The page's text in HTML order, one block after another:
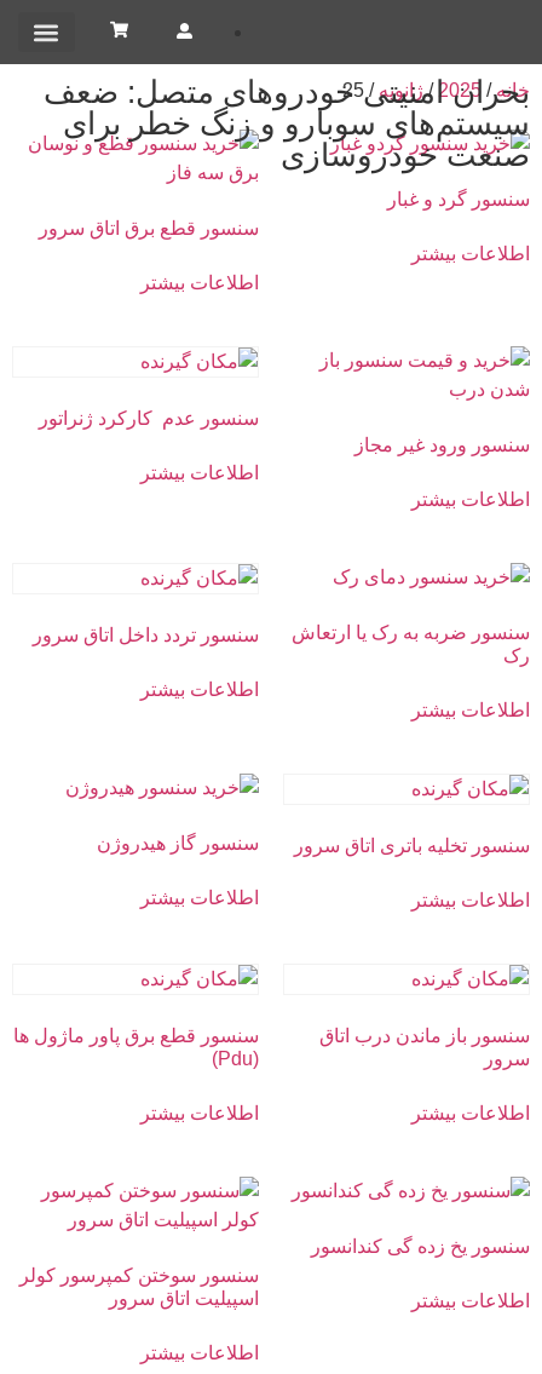
خانه/
2025
/ ژانویه/ 25
بحران امنیتی خودروهای متصل: ضعف
سیستم‌های سوبارو و زنگ خطر برای
صنعت خودروسازی
سنسور گرد و غبار
اطلاعات بیشتر
سنسور قطع برق اتاق سرور
اطلاعات بیشتر
سنسور ورود غیر مجاز
اطلاعات بیشتر
سنسور عدم کارکرد ژنراتور
اطلاعات بیشتر
سنسور ضربه به رک یا ارتعاش
رک
اطلاعات بیشتر
سنسور تردد داخل اتاق سرور
اطلاعات بیشتر
سنسور تخلیه باتری اتاق سرور
اطلاعات بیشتر
سنسور گاز هیدروژن
اطلاعات بیشتر
سنسور باز ماندن درب اتاق
سرور
اطلاعات بیشتر
سنسور قطع برق پاور ماژول ها
اطلاعات بیشتر
سنسور یخ زده گی کندانسور
اطلاعات بیشتر
سنسور سوختن کمپرسور کولر
اسپیلیت اتاق سرور
اطلاعات بیشتر